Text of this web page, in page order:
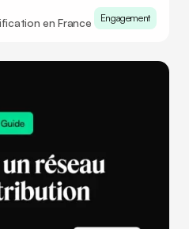
en France
Engagement